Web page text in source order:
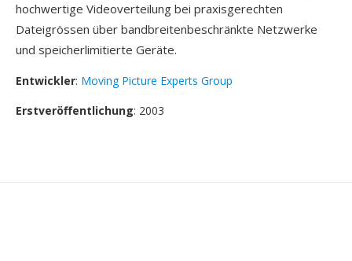
hochwertige Videoverteilung bei praxisgerechten
Dateigrössen über bandbreitenbeschränkte Netzwerke
und speicherlimitierte Geräte.
Entwickler: Moving Picture Experts Group
Erstveröffentlichung: 2003